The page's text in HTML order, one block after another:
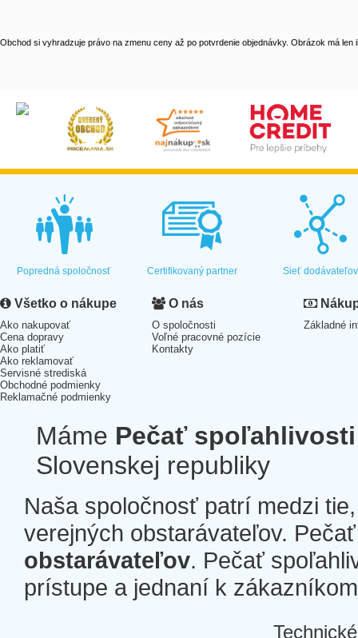
Obchod si vyhradzuje právo na zmenu ceny až po potvrdenie objednávky. Obrázok má len
Popredná spoločnosť Certifikovaný partner Sieť dodávateľov
Všetko o nákupe
Ako nakupovať
Cena dopravy
Ako platiť
Ako reklamovať
Servisné strediská
Obchodné podmienky
Reklamačné podmienky
O nás
O spoločnosti
Voľné pracovné pozície
Kontakty
Základné
Máme Pečať spoľahlivosti
Slovenskej republiky
Naša spoločnosť patrí medzi
verejných obstarávateľov.
obstarávateľov. Pečať
prístupe a jednaní k